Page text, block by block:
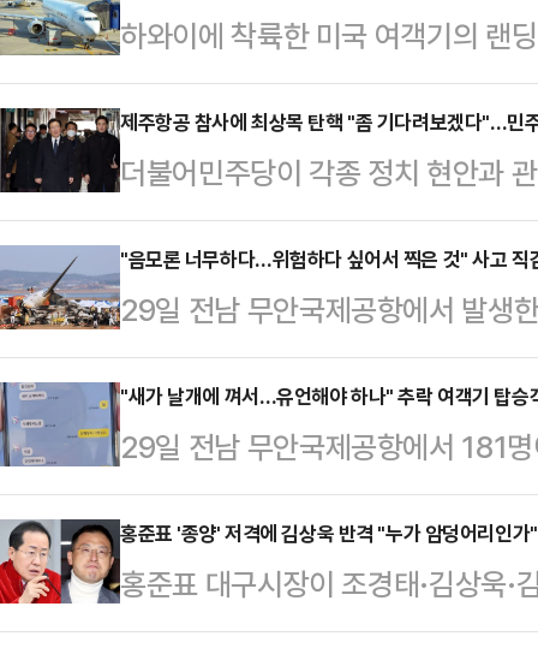
하와이에 착륙한 미국 여객기의 랜
수사에 나섰다.25일(현지시간) AP
전날 시카고 오헤어 국제공항을 이
나이티드 항공 202편의 랜딩기어(
수납공간에서 시신 한 구가 발견됐
의 이륙 직후 바퀴 부분이 접혀서
공은 시신이 보잉 787-10기종인
발견됐다고 밝혔다.경찰은 …
제주항공 참사에 최상목 탄핵 "좀 기다려보겠다"…민
더불어민주당이 각종 정치 현안과
겸 기획재정부 장관을 향한 압박을
운 입장을 보이고 있다. 무안국제공
국이 더욱 혼란해지고, 우선순위가
다.29일 정치권에 따르면 민주당은
향해 '즉시 책임을 묻겠다'던 '최후
서 통과시켰던 것과 달리, 최상목
선회했다.이날도 민주당은…
"음모론 너무하다…위험하다 싶어서 찍은 것" 사고 직
29일 전남 무안국제공항에서 발생
은 촬영자가 찍게 된 경위를 밝혔다
한 이근영(49)씨는 서울신문을 통
보니까 비행기가 내리더라"라며 당
갯벌낙지 직판장에서 가게를 운영
하고 저희 (가게)하고 거의
래대로라면 비행기 (착륙) 방향이
방향으로 가는 …
"새가 날개에 껴서…유언해야 하나" 추락 여객기 탑승
29일 전남 무안국제공항에서 181
생한 가운데 여객기가 조류와의 충
지가 공개됐다.뉴스1에 따르면 사
씨에게 "새가 날개에 껴서 착륙을
"언제부터 그랬느냐"고 묻자 A씨는
홍준표 '종양' 저격에 김상욱 반격 "누가 암덩어리인가"
홍준표 대구시장이 조경태·김상욱
종양이라고 비유하자 김상욱 의원